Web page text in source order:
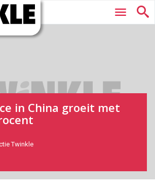
in China groeit met
Twinkle